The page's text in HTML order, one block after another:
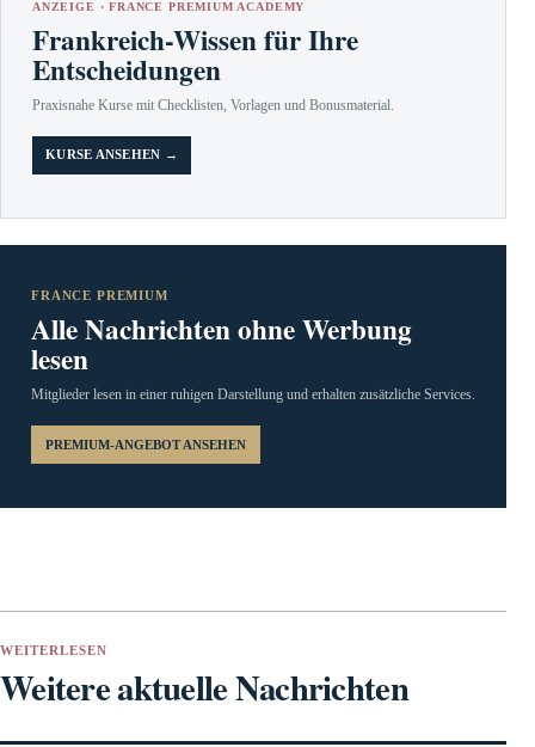
ANZEIGE · FRANCE PREMIUM ACADEMY
Frankreich-Wissen für Ihre
Entscheidungen
Praxisnahe Kurse mit Checklisten, Vorlagen und Bonusmaterial.
KURSE ANSEHEN →
FRANCE PREMIUM
Alle Nachrichten ohne Werbung
lesen
Mitglieder lesen in einer ruhigen Darstellung und erhalten zusätzliche Services.
PREMIUM-ANGEBOT ANSEHEN
WEITERLESEN
Weitere aktuelle Nachrichten